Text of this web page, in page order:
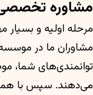
مشاوره تخصصی
مرحله اولیه و
مشاوران ما در
توانمندی‌های شما،
می‌دهند. سپس با